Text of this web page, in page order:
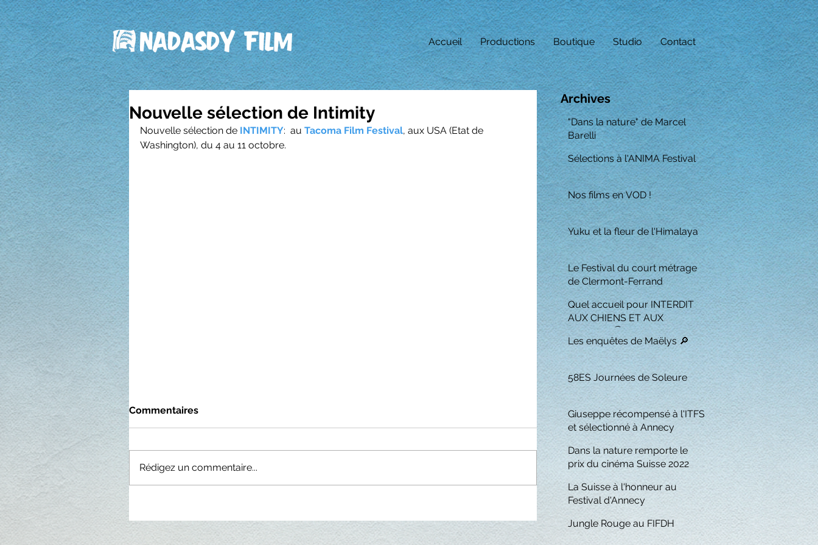
Accueil Productions Boutique Studio Contact
Nouvelle sélection de Intimity
Nouvelle sélection de INTIMITY:  au Tacoma Film Festival, aux USA (Etat de
Washington), du 4 au 11 octobre.
Commentaires
Rédigez un commentaire...
Archives
"Dans la nature" de Marcel
Barelli
Sélections à l'ANIMA Festival
Nos films en VOD !
Yuku et la fleur de l'Himalaya
Le Festival du court métrage
de Clermont-Ferrand
Quel accueil pour INTERDIT
AUX CHIENS ET AUX
ITALIENS 🏆
Les enquêtes de Maëlys 🔎
58ES Journées de Soleure
Giuseppe récompensé à l'ITFS
et sélectionné à Annecy
Dans la nature remporte le
prix du cinéma Suisse 2022
La Suisse à l'honneur au
Festival d'Annecy
Jungle Rouge au FIFDH